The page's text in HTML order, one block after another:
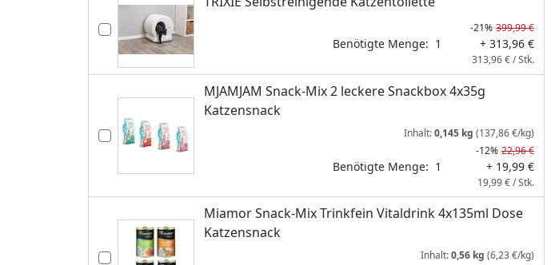
-21% 399,99 €
Benötigte Menge: 1 + 313,96 €
313,96 € / Stk.
MJAMJAM Snack-Mix 2 leckere Snackbox 4x35g
Katzensnack
Inhalt:0,145 kg (137,86 €/kg)
-12% 22,96 €
Benötigte Menge: 1 + 19,99 €
19,99 € / Stk.
Miamor Snack-Mix Trinkfein Vitaldrink 4x135ml Dose
Katzensnack
Inhalt:0,56 kg (6,23 €/kg)